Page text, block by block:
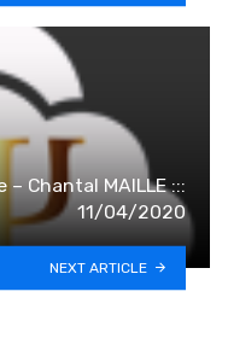
– Chantal MAILLE :::
11/04/2020
NEXT ARTICLE